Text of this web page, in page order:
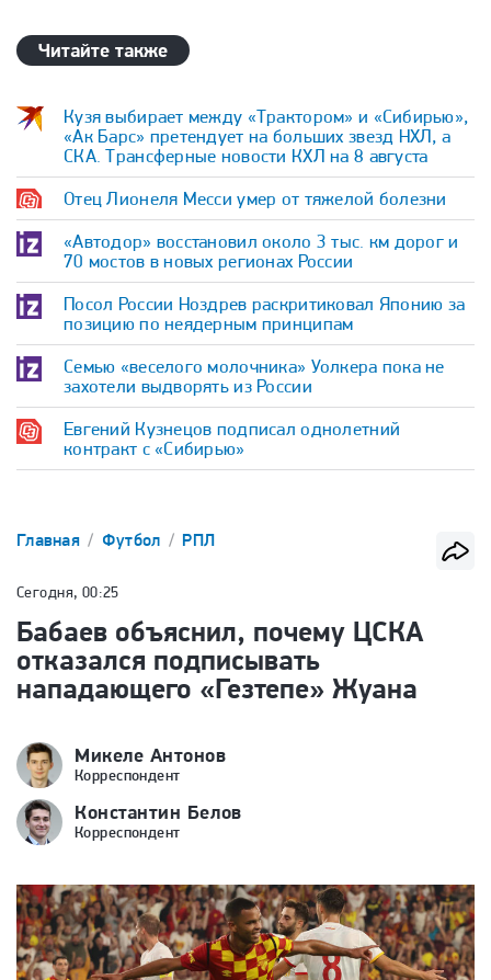
Читайте также
Кузя выбирает между «Трактором» и «Сибирью»,
«Ак Барс» претендует на больших звезд НХЛ, а
СКА. Трансферные новости КХЛ на 8 августа
Отец Лионеля Месси умер от тяжелой болезни
«Автодор» восстановил около 3 тыс. км дорог и
70 мостов в новых регионах России
Посол России Ноздрев раскритиковал Японию за
позицию по неядерным принципам
Семью «веселого молочника» Уолкера пока не
захотели выдворять из России
Евгений Кузнецов подписал однолетний
контракт с «Сибирью»
Главная Футбол РПЛ
Сегодня, 00:25
Бабаев объяснил, почему ЦСКА
отказался подписывать
нападающего «Гезтепе» Жуана
Микеле Антонов
Корреспондент
Константин Белов
Корреспондент